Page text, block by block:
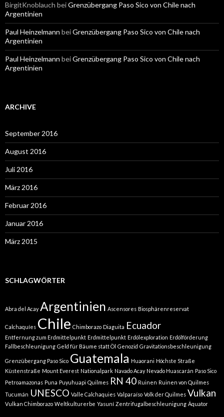
BirgitKnoblauch beiGrenzübergang Paso Sico von Chile nach
Argentinien
Paul Heinzelmann beiGrenzübergang Paso Sico von Chile nach
Argentinien
Paul Heinzelmann beiGrenzübergang Paso Sico von Chile nach
Argentinien
ARCHIVE
September 2016
August 2016
Juli 2016
März 2016
Februar 2016
Januar 2016
März 2015
SCHLAGWÖRTER
Abra del Acay Argentinien Ascensores Biosphärenreservat
Calchaquíes Chile Chimborazo Diaguita Ecuador
Entfernung zum Erdmittelpunkt Erdmittelpunkt Erdölexploration Erdölförderung
Fallbeschleunigung Geld für Bäume statt Öl Genozid Gravitationsbeschleunigung
Grenzübergang Paso Sico Guatemala Huaorani Höchste Straße
Küstenstraße Mount Everest Nationalpark Navado Acay Nevado Huascarán Paso Sico
Petroamazonas Puna Puyuhuapi Quilmes RN 40 Ruinen Ruinen von Quilmes
Tucumán UNESCO Valle Calchaquies Valparaíso Volk der Quilmes Vulkan
Vulkan Chimborazo Weltkulturerbe Yasuní Zentrifugalbeschleunigung Äquator